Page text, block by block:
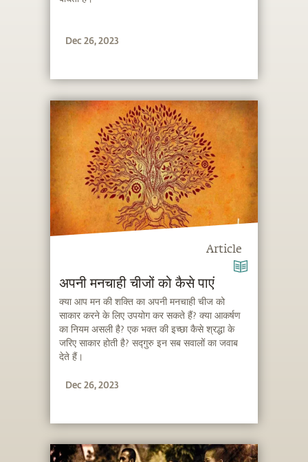
Dec 26, 2023
Article
अपनी मनचाही चीजों को कैसे पाएं
क्या आप मन की शक्ति का अपनी मनचाही चीज को
साकार करने के लिए उपयोग कर सकते हैं? क्या आकर्षण
का नियम असली है? एक भक्त की इच्छा कैसे श्रद्धा के
जरिए साकार होती है? सद्गुरु इन सब सवालों का जवाब
देते हैं।
Dec 26, 2023